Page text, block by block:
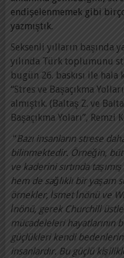
endişelenmemek gibi
yazmıştık.
Seksenli yılların başında
yılında Türk toplumunu
bugün 26. baskısı ile
“Stres ve Başaçıkma
almıştık. (Baltaş Z. ve
Başaçıkma Yoları”,
“Bazı insanların strese
bilinmektedir. Örneğin,
ve kaderini sırtında
hem de sağlıklı bir yaşam
örnekler, İsmet İnönü ve
İnönü, gerek Churchill
mücadeleleri hayatlarının
güçlükleri kendi
insanlardır. Bu güçlü